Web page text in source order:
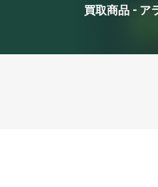
買取商品 - ア